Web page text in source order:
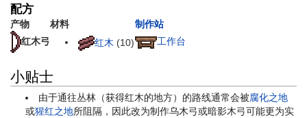
配方
产物 材料
制作站
红木弓
红木 (10) 工作台
小贴士
由于通往丛林（获得红木的地方）的路线通常会被腐化之地
或猩红之地所阻隔，因此改为制作乌木弓或暗影木弓可能更为实